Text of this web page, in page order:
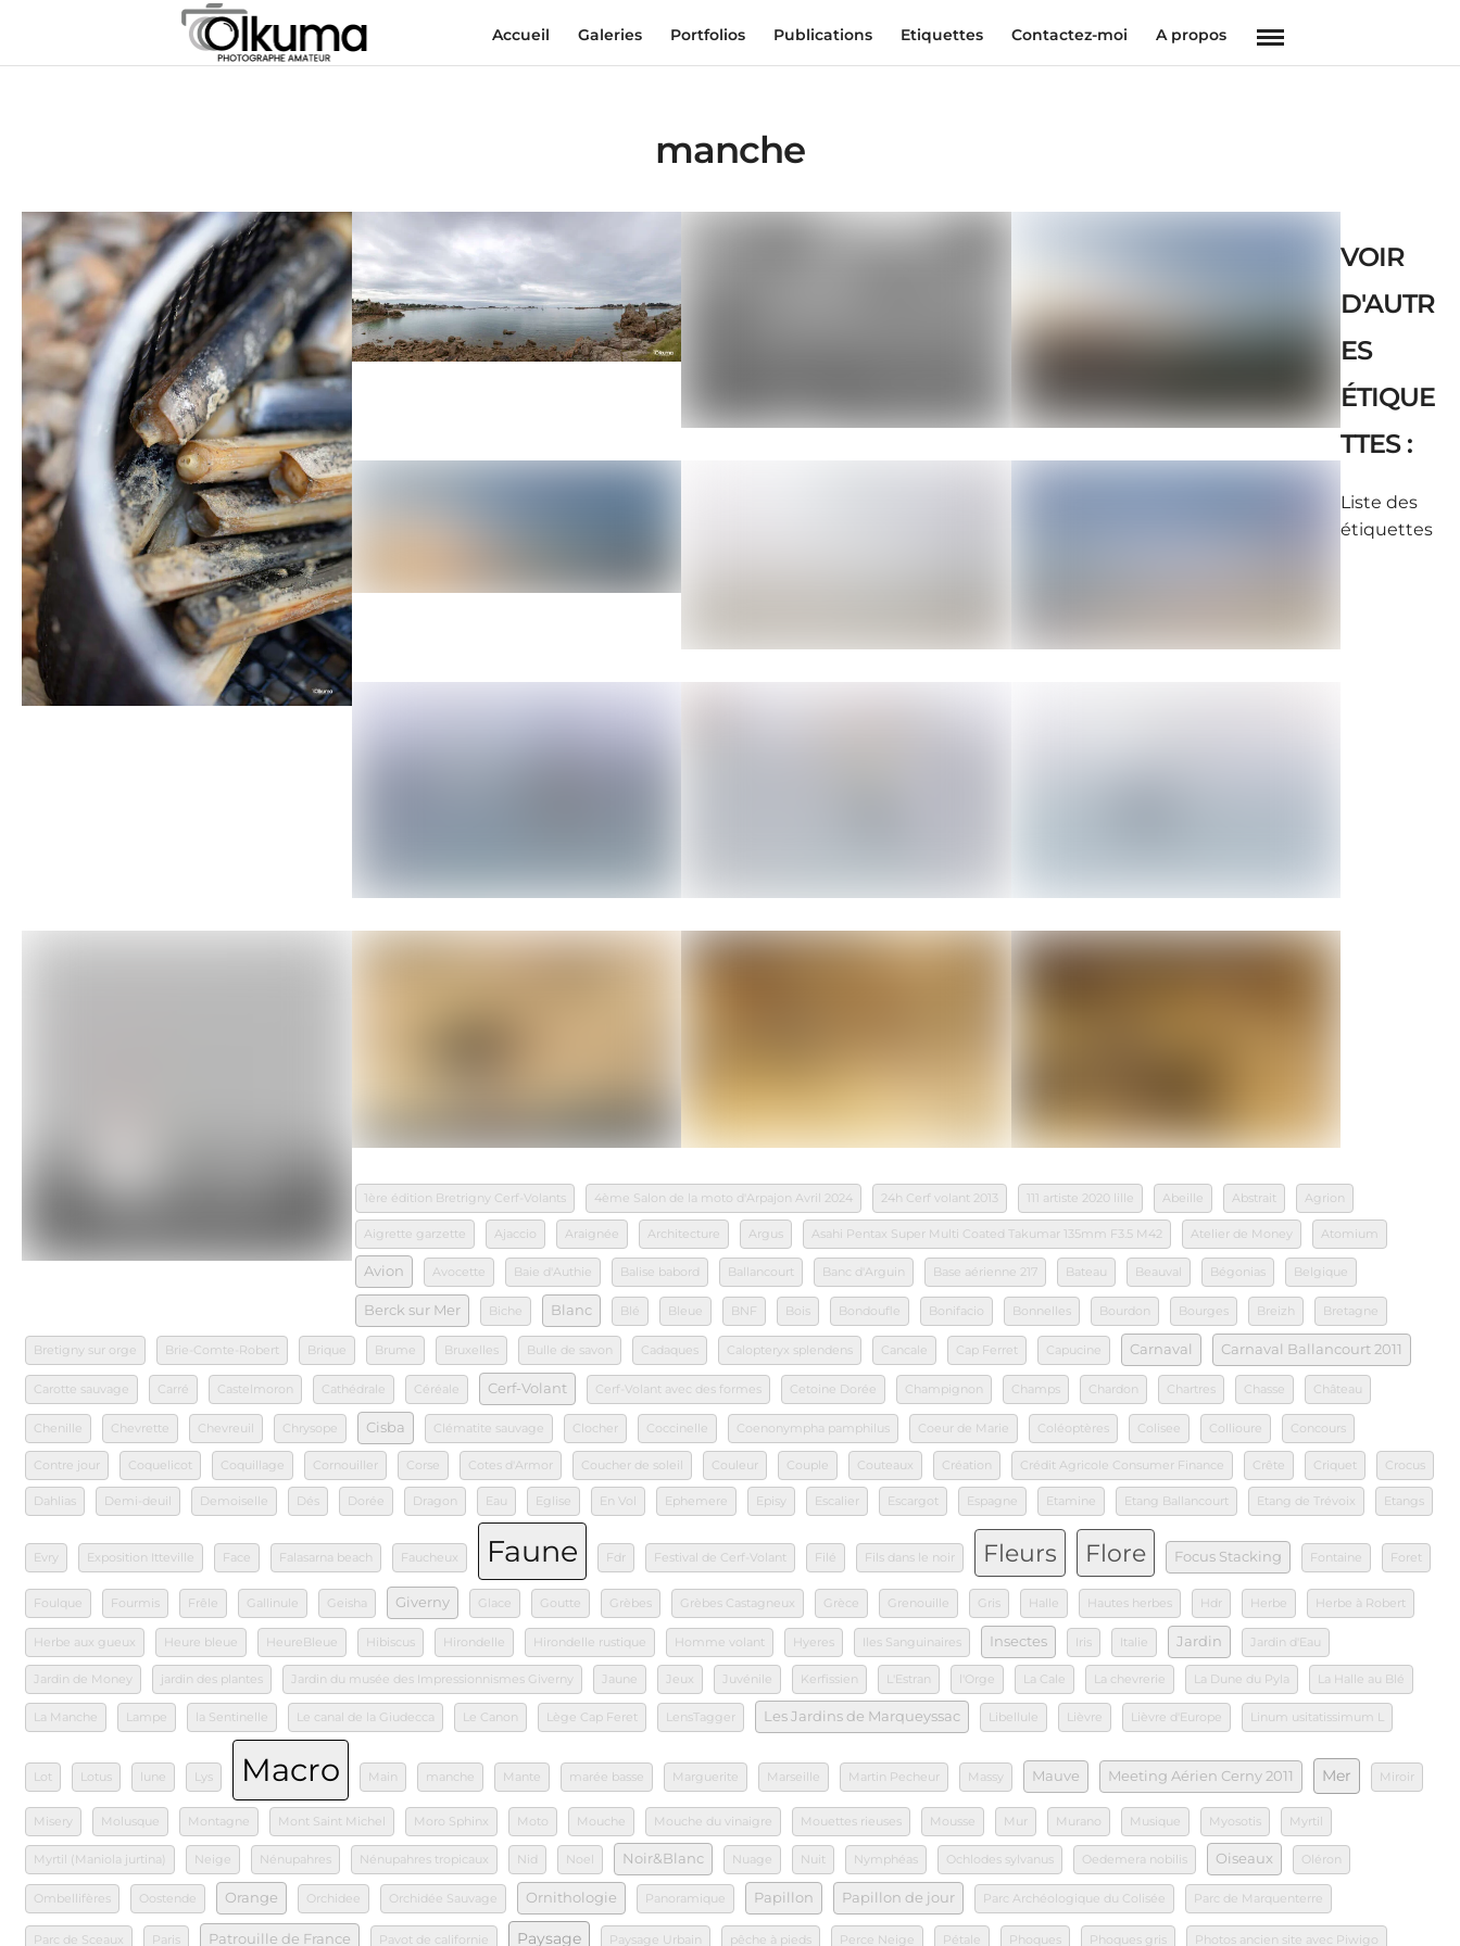
Accueil Galeries Portfolios Publications Etiquettes Contactez-moi A propos
manche
VOIR
D'AUTR
ES
ÉTIQUE
TTES :
Liste des
étiquettes
1ère édition Bretrigny Cerf-Volants 4ème Salon de la moto d'Arpajon Avril 2024 24h Cerf volant 2013 111 artiste 2020 lille Abeille Abstrait Agrion
Aigrette garzette Ajaccio Araignée Architecture Argus Asahi Pentax Super Multi Coated Takumar 135mm F3.5 M42 Atelier de Money Atomium
Avion Avocette Baie d'Authie Balise babord Ballancourt Banc d'Arguin Base aérienne 217 Bateau Beauval Bégonias Belgique
Berck sur Mer Biche Blanc Blé Bleue BNF Bois Bondoufle Bonifacio Bonnelles Bourdon Bourges Breizh Bretagne
Bretigny sur orge Brie-Comte-Robert Brique Brume Bruxelles Bulle de savon Cadaques Calopteryx splendens Cancale Cap Ferret Capucine Carnaval Carnaval Ballancourt 2011
Carotte sauvage Carré Castelmoron Cathédrale Céréale Cerf-Volant Cerf-Volant avec des formes Cetoine Dorée Champignon Champs Chardon Chartres Chasse Château
Chenille Chevrette Chevreuil Chrysope Cisba Clématite sauvage Clocher Coccinelle Coenonympha pamphilus Coeur de Marie Coléoptères Colisee Collioure Concours
Contre jour Coquelicot Coquillage Cornouiller Corse Cotes d'Armor Coucher de soleil Couleur Couple Couteaux Création Crédit Agricole Consumer Finance Crête Criquet Crocus
Dahlias Demi-deuil Demoiselle Dés Dorée Dragon Eau Eglise En Vol Ephemere Episy Escalier Escargot Espagne Etamine Etang Ballancourt Etang de Trévoix Etangs
Evry Exposition Itteville Face Falasarna beach Faucheux Faune Fdr Festival de Cerf-Volant Filé Fils dans le noir Fleurs Flore Focus Stacking Fontaine Foret
Foulque Fourmis Frêle Gallinule Geisha Giverny Glace Goutte Grèbes Grèbes Castagneux Grèce Grenouille Gris Halle Hautes herbes Hdr Herbe Herbe à Robert
Herbe aux gueux Heure bleue HeureBleue Hibiscus Hirondelle Hirondelle rustique Homme volant Hyeres Iles Sanguinaires Insectes Iris Italie Jardin Jardin d'Eau
Jardin de Money jardin des plantes Jardin du musée des Impressionnismes Giverny Jaune Jeux Juvénile Kerfissien L'Estran l'Orge La Cale La chevrerie La Dune du Pyla La Halle au Blé
La Manche Lampe la Sentinelle Le canal de la Giudecca Le Canon Lège Cap Feret LensTagger Les Jardins de Marqueyssac Libellule Lièvre Lièvre d'Europe Linum usitatissimum L
Lot Lotus lune Lys Macro Main manche Mante marée basse Marguerite Marseille Martin Pecheur Massy Mauve Meeting Aérien Cerny 2011 Mer Miroir
Misery Molusque Montagne Mont Saint Michel Moro Sphinx Moto Mouche Mouche du vinaigre Mouettes rieuses Mousse Mur Murano Musique Myosotis Myrtil
Myrtil (Maniola jurtina) Neige Nénupahres Nénupahres tropicaux Nid Noel Noir&Blanc Nuage Nuit Nymphéas Ochlodes sylvanus Oedemera nobilis Oiseaux Oléron
Ombellifères Oostende Orange Orchidee Orchidée Sauvage Ornithologie Panoramique Papillon Papillon de jour Parc Archéologique du Colisée Parc de Marquenterre
Parc de Sceaux Paris Patrouille de France Pavot de californie Paysage Paysage Urbain pêche à pieds Perce Neige Pétale Phoques Phoques gris Photos ancien site avec Piwigo